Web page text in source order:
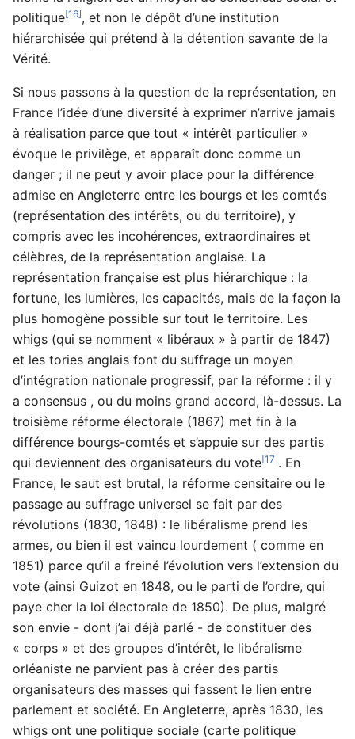
politique[16], et non le dépôt d’une institution
hiérarchisée qui prétend à la détention savante de la
Vérité.
Si nous passons à la question de la représentation, en
France l’idée d’une diversité à exprimer n’arrive jamais
à réalisation parce que tout « intérêt particulier »
évoque le privilège, et apparaît donc comme un
danger ; il ne peut y avoir place pour la différence
admise en Angleterre entre les bourgs et les comtés
(représentation des intérêts, ou du territoire), y
compris avec les incohérences, extraordinaires et
célèbres, de la représentation anglaise. La
représentation française est plus hiérarchique : la
fortune, les lumières, les capacités, mais de la façon la
plus homogène possible sur tout le territoire. Les
whigs (qui se nomment « libéraux » à partir de 1847)
et les tories anglais font du suffrage un moyen
d’intégration nationale progressif, par la réforme : il y
a consensus , ou du moins grand accord, là-dessus. La
troisième réforme électorale (1867) met fin à la
différence bourgs-comtés et s’appuie sur des partis
qui deviennent des organisateurs du vote[17]. En
France, le saut est brutal, la réforme censitaire ou le
passage au suffrage universel se fait par des
révolutions (1830, 1848) : le libéralisme prend les
armes, ou bien il est vaincu lourdement ( comme en
1851) parce qu’il a freiné l’évolution vers l’extension du
vote (ainsi Guizot en 1848, ou le parti de l’ordre, qui
paye cher la loi électorale de 1850). De plus, malgré
son envie - dont j’ai déjà parlé - de constituer des
« corps » et des groupes d’intérêt, le libéralisme
orléaniste ne parvient pas à créer des partis
organisateurs des masses qui fassent le lien entre
parlement et société. En Angleterre, après 1830, les
whigs ont une politique sociale (carte politique